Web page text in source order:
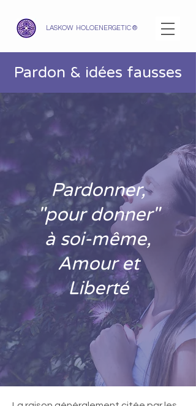
LASKOW HOLOENERGETIC ®
Pardon & idées fausses
Pardonner,
"pour donner"
à soi-même,
Amour et
Liberté